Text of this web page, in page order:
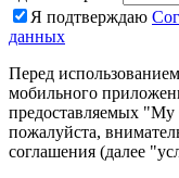
Я подтверждаю
данных
Перед
мобильного
предоставляемых
пожалуйста,
соглашения (далее